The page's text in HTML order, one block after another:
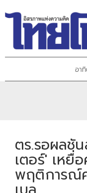
อา
ตร.รอผลชั
เตอร์' เหยื่
พฤติการณ์